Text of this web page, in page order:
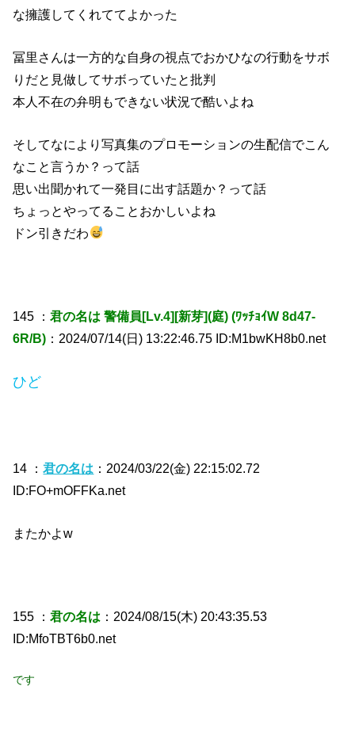
な擁護してくれててよかった
冨里さんは一方的な自身の視点でおかひなの行動をサボ
りだと見做してサボっていたと批判
本人不在の弁明もできない状況で酷いよね
そしてなにより写真集のプロモーションの生配信でこん
なこと言うか？って話
思い出聞かれて一発目に出す話題か？って話
ちょっとやってることおかしいよね
ドン引きだわ
145 ：君の名は 警備員[Lv.4][新芽](庭) (ﾜｯﾁｮｲW 8d47-
6R/B) ：2024/07/14(日) 13:22:46.75 ID:M1bwKH8b0.net
ひど
14 ：君の名は ：2024/03/22(金) 22:15:02.72
ID:FO+mOFFKa.net
またかよw
155 ：君の名は ：2024/08/15(木) 20:43:35.53
ID:MfoTBT6b0.net
です